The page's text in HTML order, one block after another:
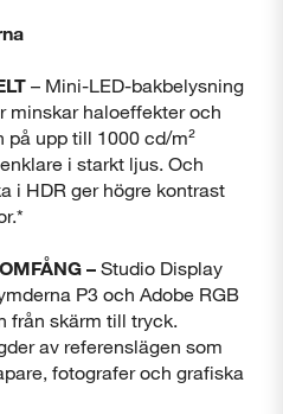
– Mini-LED-bakbelysning
minskar haloeffekter och
på upp till 1000 cd/m²
i starkt ljus. Och
i HDR ger högre kontrast
– Studio Display
P3 och Adobe RGB
från skärm till tryck.
av referenslägen som
fotografer och grafiska